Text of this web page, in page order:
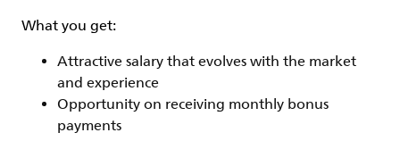
What you get:
Attractive salary that evolves with the market
and experience
Opportunity on receiving monthly bonus
payments